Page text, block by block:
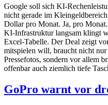
Google soll sich KI-
nicht gerade im
Dollar pro Monat. Ja, pro
KI-Infrastruktur langsam klingt
Excel-Tabelle. Der Deal zeigt
mitspielen will, braucht nicht
Pressefotos, sondern vor allem
offenbar auch ziemlich tiefe
GoPro warnt vor